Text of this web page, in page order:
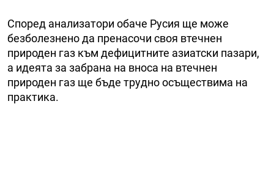
Според анализатори обаче Русия ще може
безболезнено да пренасочи своя втечнен
природен газ към дефицитните азиатски пазари,
а идеята за забрана на вноса на втечнен
природен газ ще бъде трудно осъществима на
практика.